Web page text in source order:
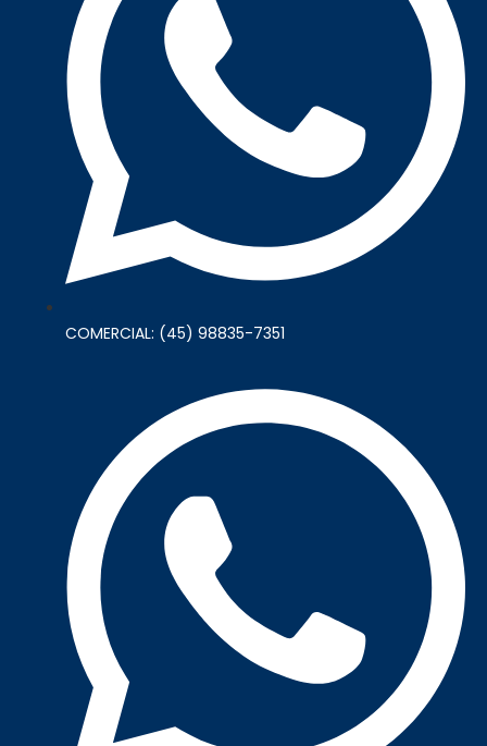
COMERCIAL: (45) 98835-7351